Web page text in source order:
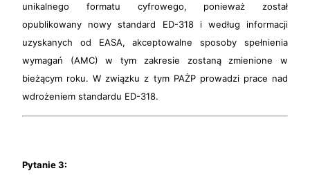
unikalnego formatu cyfrowego, ponieważ został
opublikowany nowy standard ED-318 i według informacji
uzyskanych od EASA, akceptowalne sposoby spełnienia
wymagań (AMC) w tym zakresie zostaną zmienione w
bieżącym roku. W związku z tym PAŻP prowadzi prace nad
wdrożeniem standardu ED-318.
Pytanie 3: